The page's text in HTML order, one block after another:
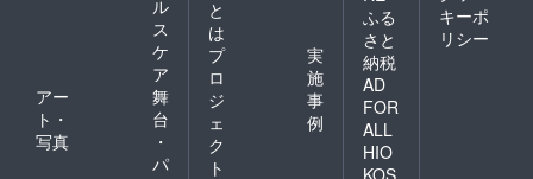
ル
ス
ケ
ア
アー
ト・
写真
舞
台
・
パ
と
は
プ
ロ
ジ
ェ
ク
ト
実
施
事
例
ふる
さと
納税
AD
FOR
ALL
HIO
KOS
キーポ
リシー